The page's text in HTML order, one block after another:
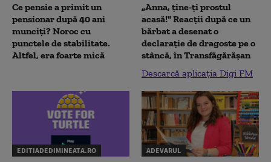
Ce pensie a primit un
pensionar după 40 ani
munciți? Noroc cu
punctele de stabilitate.
Altfel, era foarte mică
„Anna, ţine-ţi prostul
acasă!" Reacţii după ce un
bărbat a desenat o
declaraţie de dragoste pe o
stâncă, în Transfăgărăşan
Descarcă aplicația Digi FM
EDITIADEDIMINEATA.RO ADEVARUL